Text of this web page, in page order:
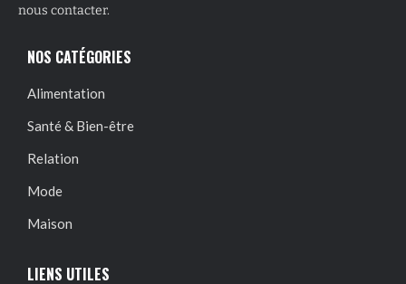
nous contacter.
NOS CATÉGORIES
Alimentation
Santé & Bien-être
Relation
Mode
Maison
LIENS UTILES